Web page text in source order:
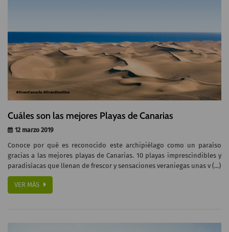
Cuáles son las mejores Playas de Canarias
12 marzo 2019
Conoce por qué es reconocido este archipiélago como un paraíso
gracias a las mejores playas de Canarias. 10 playas imprescindibles y
paradisíacas que llenan de frescor y sensaciones veraniegas unas v (...)
VER MÁS